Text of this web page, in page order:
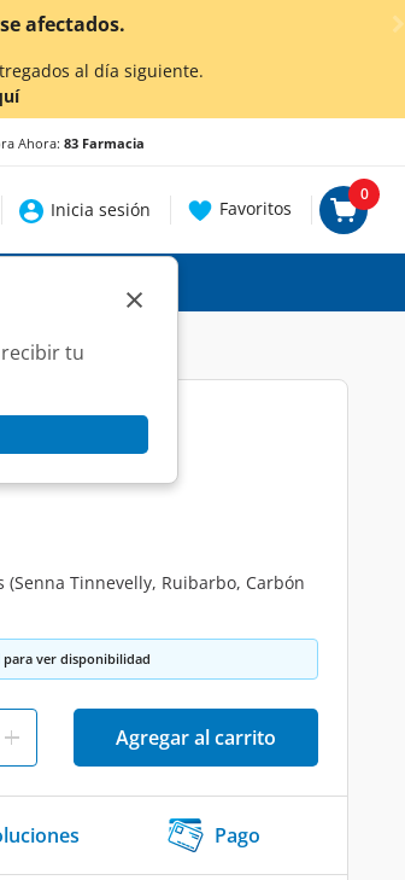
al día siguiente.
Ahora: 83 Farmacia
tu
×
Inicia sesión Favoritos
0
30 Tabletas.
Tinnevelly, Ruibarbo, Carbón
para ver disponibilidad
Agregar al carrito
Pago